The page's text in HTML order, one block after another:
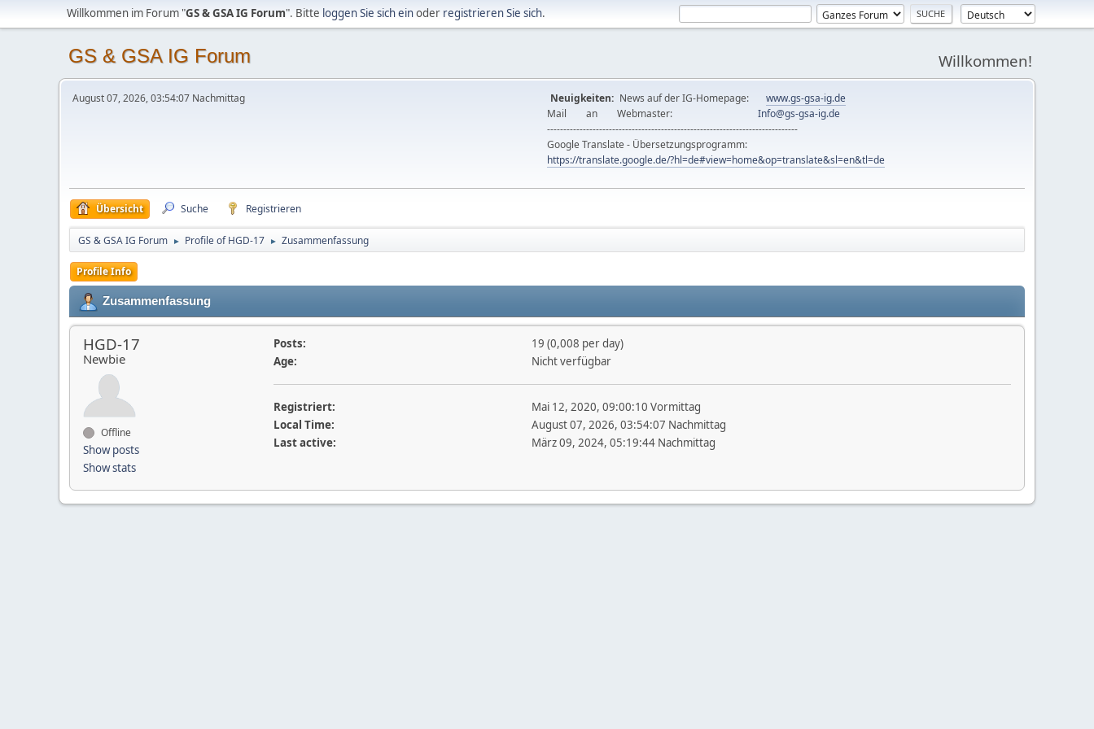
Willkommen im Forum "GS & GSA IG Forum". Bitte loggen Sie sich einoder registrieren Sie sich.
GS & GSA IG Forum Willkommen!
August 07, 2026, 03:54:07 Nachmittag Neuigkeiten: News auf der IG-Homepage: www.gs-gsa-ig.de
Mail an Webmaster: Info@gs-gsa-ig.de
-----------------------------------------------------------------------------
Google Translate - Übersetzungsprogramm:
https://translate.google.de/?hl=de#view=home&op=translate&sl=en&tl=de
Übersicht Suche Registrieren
GS & GSA IG Forum ► Profile of HGD-17 ► Zusammenfassung
Profile Info
Zusammenfassung
HGD-17
Newbie
Offline
Show posts
Show stats
Posts:
19 (0,008 per day)
Age:
Nicht verfügbar
Registriert:
Mai 12, 2020, 09:00:10 Vormittag
Local Time:
August 07, 2026, 03:54:07 Nachmittag
Last active:
März 09, 2024, 05:19:44 Nachmittag